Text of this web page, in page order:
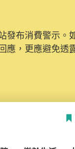
發布消費警示
應，更應避免